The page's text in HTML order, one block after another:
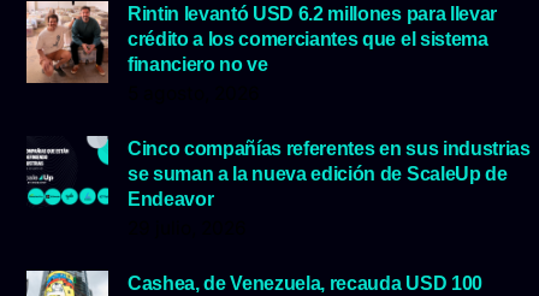
Rintin levantó USD 6.2 millones para llevar
crédito a los comerciantes que el sistema
financiero no ve
Cinco compañías referentes en sus industrias
se suman a la nueva edición de ScaleUp de
Endeavor
Cashea, de Venezuela, recauda USD 100